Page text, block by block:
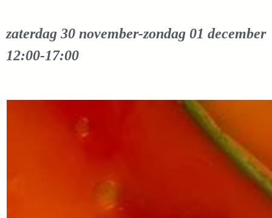
zaterdag 30 november-zondag 01 december
12:00-17:00